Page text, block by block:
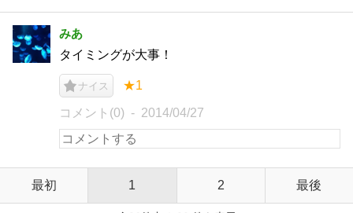
みあ
タイミングが大事！
ナイス ★1
コメント(0) 2014/04/27
最初 1 2 最後